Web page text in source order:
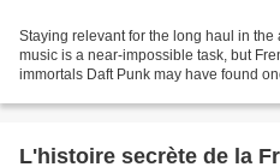
Staying relevant for the long haul in
music is a near-impossible task, but
immortals Daft Punk may have found
L'histoire secrète de la